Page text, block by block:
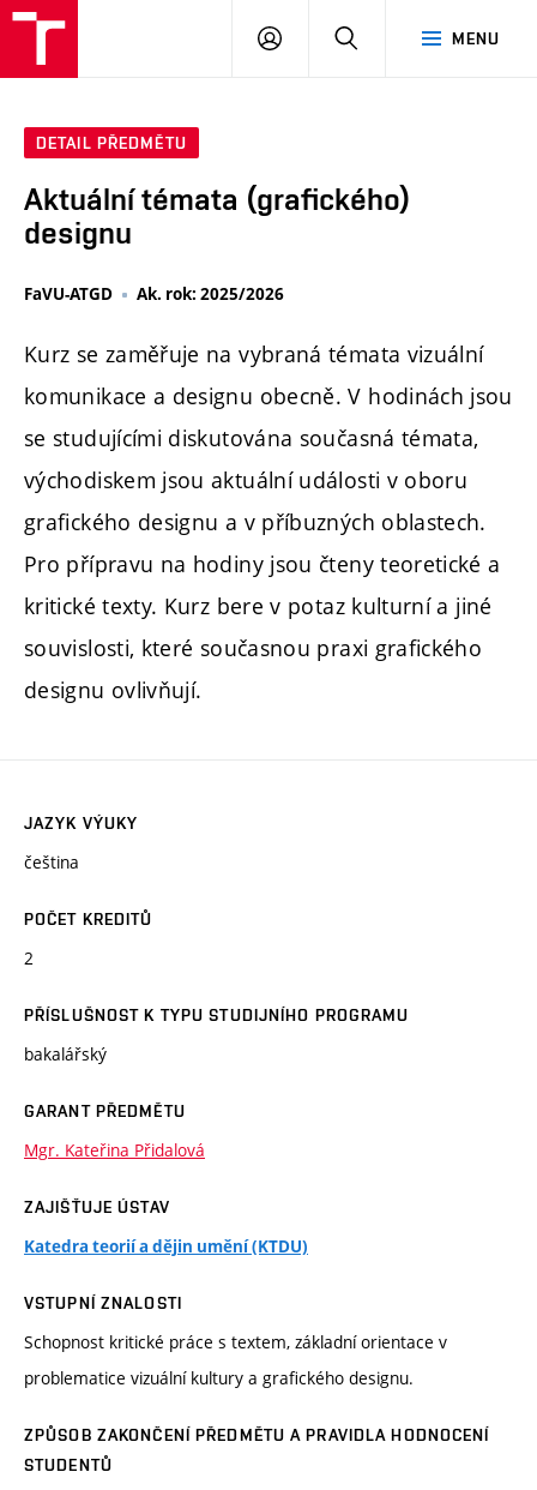
MENU
PŘIHLÁSIT
DETAIL PŘEDMĚTU
Aktuální témata (grafického)
designu
FaVU-ATGD Ak. rok: 2025/2026
Kurz se zaměřuje na vybraná témata vizuální
komunikace a designu obecně. V hodinách jsou
se studujícími diskutována současná témata,
východiskem jsou aktuální události v oboru
grafického designu a v příbuzných oblastech.
Pro přípravu na hodiny jsou čteny teoretické a
kritické texty. Kurz bere v potaz kulturní a jiné
souvislosti, které současnou praxi grafického
designu ovlivňují.
JAZYK VÝUKY
čeština
POČET KREDITŮ
2
PŘÍSLUŠNOST K TYPU STUDIJNÍHO PROGRAMU
bakalářský
GARANT PŘEDMĚTU
Mgr. Kateřina Přidalová
ZAJIŠŤUJE ÚSTAV
Katedra teorií a dějin umění (KTDU)
VSTUPNÍ ZNALOSTI
Schopnost kritické práce s textem, základní orientace v
problematice vizuální kultury a grafického designu.
ZPŮSOB ZAKONČENÍ PŘEDMĚTU A PRAVIDLA HODNOCENÍ
STUDENTŮ